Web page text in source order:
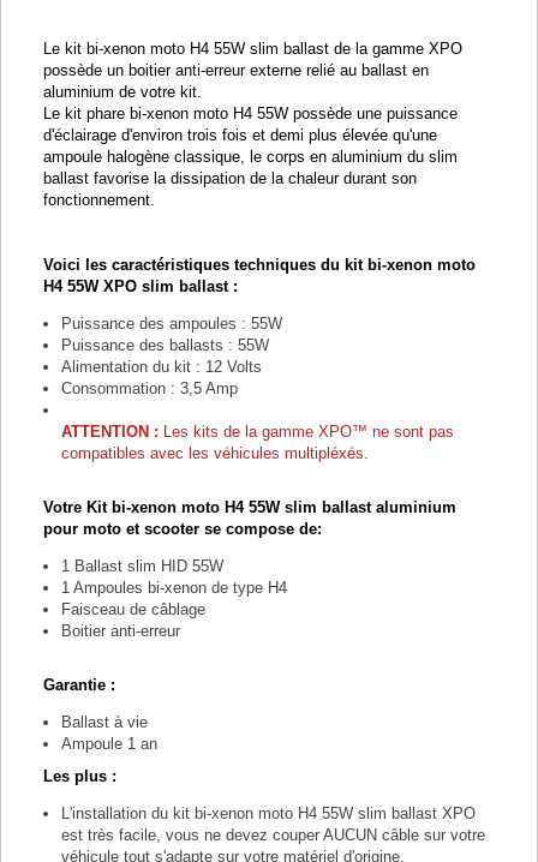
Le kit bi-xenon moto H4 55W slim ballast de la gamme XPO
possède un boitier anti-erreur externe relié au ballast en
aluminium de votre kit.
Le kit phare bi-xenon moto H4 55W possède une puissance
d'éclairage d'environ trois fois et demi plus élevée qu'une
ampoule halogène classique, le corps en aluminium du slim
ballast favorise la dissipation de la chaleur durant son
fonctionnement.
Voici les caractéristiques techniques du kit bi-xenon moto
H4 55W XPO slim ballast :
Puissance des ampoules : 55W
Puissance des ballasts : 55W
Alimentation du kit : 12 Volts
Consommation : 3,5 Amp
ATTENTION : Les kits de la gamme XPO™ ne sont pas
compatibles avec les véhicules multipléxés.
Votre Kit bi-xenon moto H4 55W slim ballast aluminium
pour moto et scooter se compose de:
1 Ballast slim HID 55W
1 Ampoules bi-xenon de type H4
Faisceau de câblage
Boitier anti-erreur
Garantie :
Ballast à vie
Ampoule 1 an
Les plus :
L'installation du kit bi-xenon moto H4 55W slim ballast XPO
est très facile, vous ne devez couper AUCUN câble sur votre
véhicule tout s'adapte sur votre matériel d'origine.